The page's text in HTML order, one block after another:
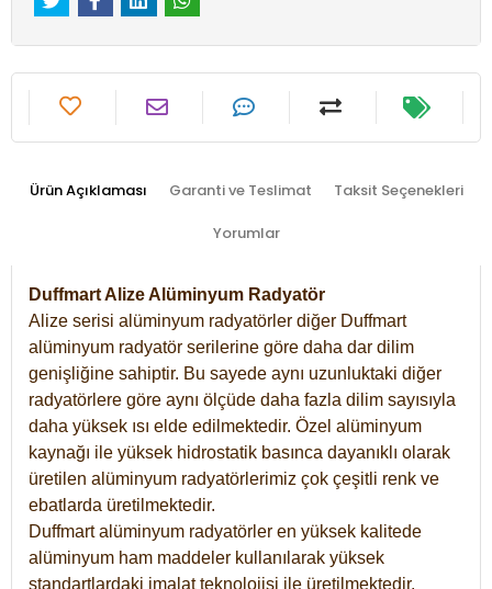
Ürün Açıklaması Garanti ve Teslimat Taksit Seçenekleri
Yorumlar
Duffmart Alize Alüminyum Radyatör
Alize serisi alüminyum radyatörler diğer Duffmart
alüminyum radyatör serilerine göre daha dar dilim
genişliğine sahiptir. Bu sayede aynı uzunluktaki diğer
radyatörlere göre aynı ölçüde daha fazla dilim sayısıyla
daha yüksek ısı elde edilmektedir. Özel alüminyum
kaynağı ile yüksek hidrostatik basınca dayanıklı olarak
üretilen alüminyum radyatörlerimiz çok çeşitli renk ve
ebatlarda üretilmektedir.
Duffmart alüminyum radyatörler en yüksek kalitede
alüminyum ham maddeler kullanılarak yüksek
standartlardaki imalat teknolojisi ile üretilmektedir.